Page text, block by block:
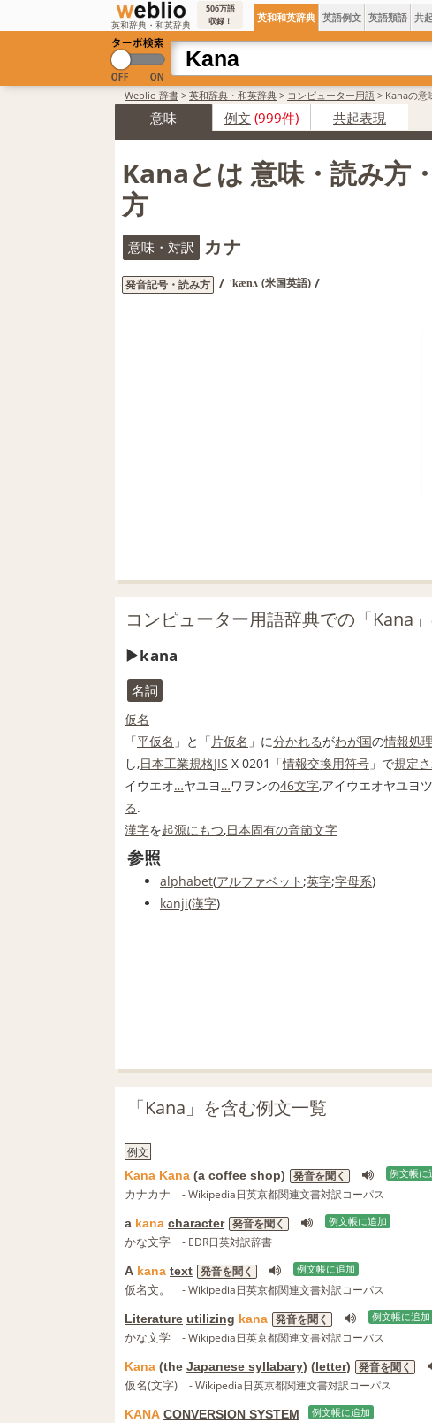
英和辞典・和英辞典
506万語
収録！
英和和英辞典 英語例文 英語類語 共
Weblio 辞書 > 英和辞典・和英辞典 > コンピューター用語 > Kanaの意
意味 例文 (999件) 共起表現
Kanaとは 意味・読み方
方
意味・対訳 カナ
発音記号・読み方 / ˈkænʌ (米国英語) /
コンピューター用語辞典での「Kana
kana
名詞
仮名
「平仮名 」と「片仮名 」に分かれるがわが国の情報処理
し,日本工業規格JIS X 0201「情報交換用符号 」で規定
イウエオ…ヤユヨ…ワヲンの46文字,アイウエオヤユヨ
る.
漢字を起源にもつ,日本固有の音節文字
参照
alphabet(アルファベット;英字;字母系)
kanji(漢字)
「Kana」を含む例文一覧
例文
Kana Kana (a coffee shop) 発音を聞く 例文帳に
カナカナ - Wikipedia日英京都関連文書対訳コーパス
a kana character 発音を聞く 例文帳に追加
かな文字 - EDR日英対訳辞書
A kana text 発音を聞く 例文帳に追加
仮名文。 - Wikipedia日英京都関連文書対訳コーパス
Literature utilizing kana 発音を聞く 例文帳に追加
かな文学 - Wikipedia日英京都関連文書対訳コーパス
Kana (the Japanese syllabary) (letter) 発音を聞く
仮名(文字) - Wikipedia日英京都関連文書対訳コーパス
KANA CONVERSION SYSTEM 例文帳に追加